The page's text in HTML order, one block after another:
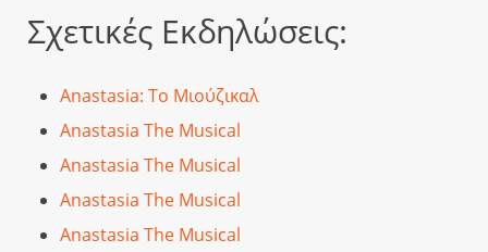
Σχετικές Εκδηλώσεις:
Anastasia: Το Μιούζικαλ
Anastasia The Musical
Anastasia The Musical
Anastasia The Musical
Anastasia The Musical